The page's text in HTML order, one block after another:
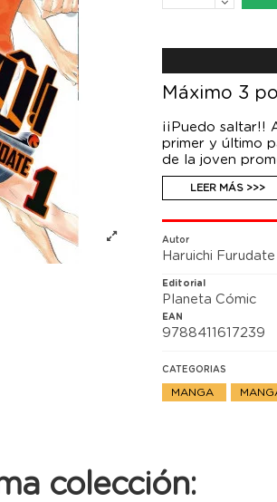
Máximo 3
¡¡Puedo saltar!!
primer y último
de la joven
vengarse y
LEER MÁS >>>
Autor
Haruichi Furudate
Editorial
Planeta Cómic
EAN
9788411617239
CATEGORIAS
MANGA
colección: